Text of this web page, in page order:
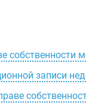
собственности
записи